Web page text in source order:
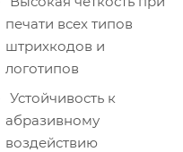
печати всех типов
штрихкодов и
логотипов
абразивному
воздействию